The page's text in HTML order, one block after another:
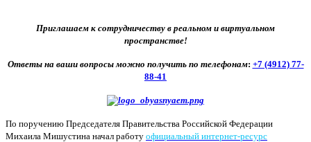
Приглашаем к сотрудничеству в реальном и виртуальном
пространстве!
Ответы на ваши вопросы можно получить по телефонам: +7 (4912) 77-
88-41
По поручению Председателя Правительства Российской Федерации
Михаила Мишустина начал работу официальный интернет-ресурс